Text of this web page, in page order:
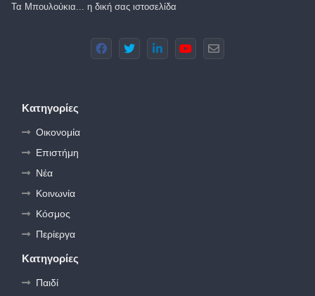
Τα Μπουλούκια... η δική σας ιστοσελίδα
Κατηγορίες
Οικονομία
Επιστήμη
Νέα
Κοινωνία
Κόσμος
Περίεργα
Κατηγορίες
Παιδί